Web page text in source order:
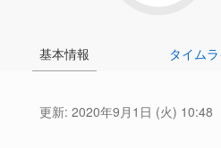
基本情報 タイム
更新: 2020年9月1日 (火) 10:48